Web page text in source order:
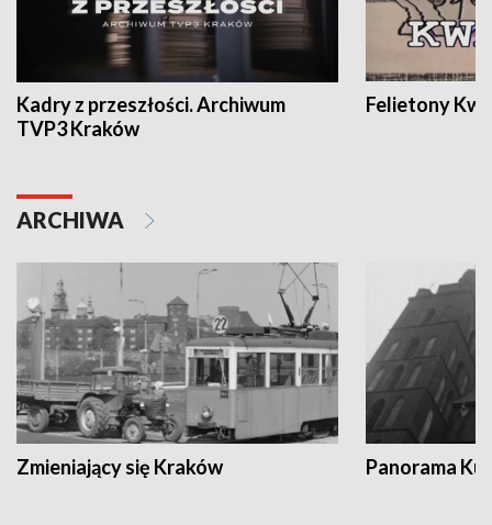
Kadry z przeszłości. Archiwum
TVP3 Kraków
Felietony
ARCHIWA
Zmieniający się Kraków Panorama